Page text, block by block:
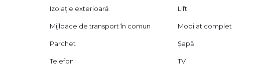
Izolație exterioară Lift
Mijloace de transport în comun Mobilat complet
Parchet Șapă
Telefon TV